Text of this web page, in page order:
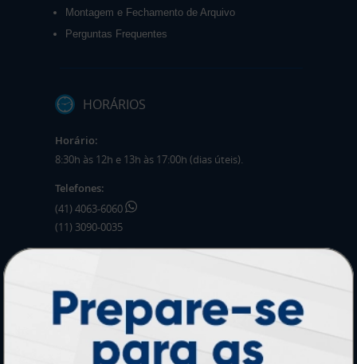
Montagem e Fechamento de Arquivo
Perguntas Frequentes
HORÁRIOS
Horário:
8:30h às 12h e 13h às 17:00h (dias úteis).
Telefones:
(41) 4063-6060
(11) 3090-0035
úteis).